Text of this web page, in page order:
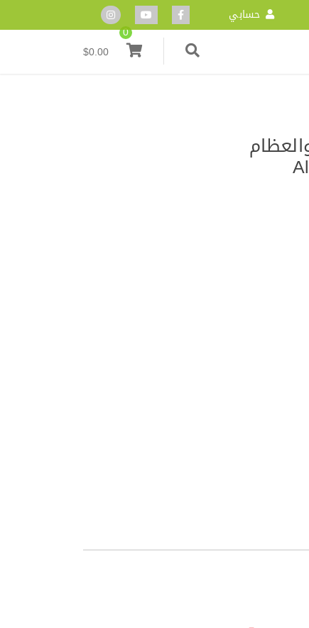
حسابي
0
$0.00